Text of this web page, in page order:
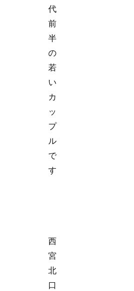
代
前
半
の
若
い
カ
ッ
プ
ル
で
す
西
宮
北
口